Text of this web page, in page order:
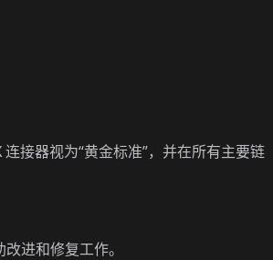
接器视为“黄金标准”，并在所有主要链
进和修复工作。